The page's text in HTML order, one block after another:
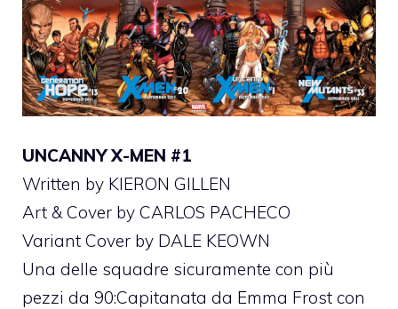
UNCANNY X-MEN #1
Written by KIERON GILLEN
Art & Cover by CARLOS PACHECO
Variant Cover by DALE KEOWN
Una delle squadre sicuramente con più
pezzi da 90:Capitanata da Emma Frost con